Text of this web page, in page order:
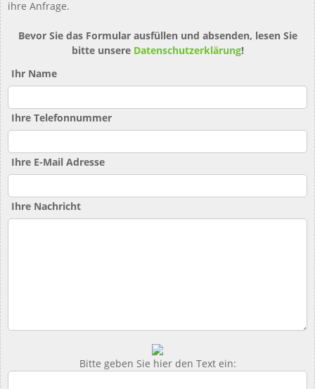
ihre Anfrage.
Bevor Sie das Formular ausfüllen und absenden, lesen Sie
bitte unsere Datenschutzerklärung!
Ihr Name
Ihre Telefonnummer
Ihre E-Mail Adresse
Ihre Nachricht
Bitte geben Sie hier den Text ein: